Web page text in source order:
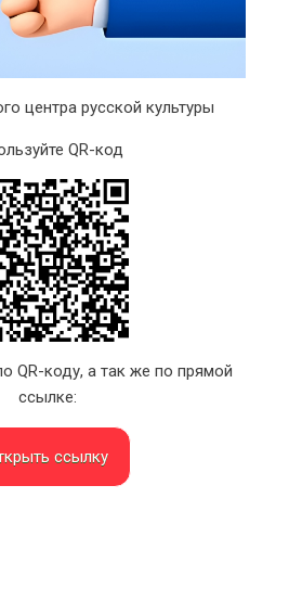
центра русской культуры
QR-код
QR-коду, а так же по прямой
ссылке:
ссылку